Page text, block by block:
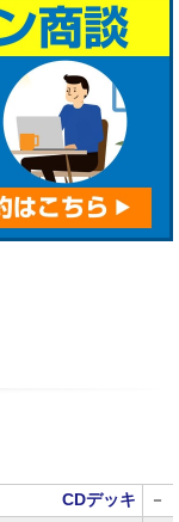
CDデッキ
－